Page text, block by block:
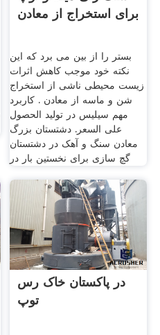
برای استخراج از معادن
بستر را از بین می برد که این
نکته خود موجب کاهش اثرات
زیست محیطی ناشی از استخراج
شن و ماسه از معادن . کاربرد
مهم سیلیس در تولید الحصول
على السعر. دشتستان بزرگ
معادن سنگ و آهک در دشتستان
گچ سازی برای نخستین بار در
در پاکستان خاک رس
توپ